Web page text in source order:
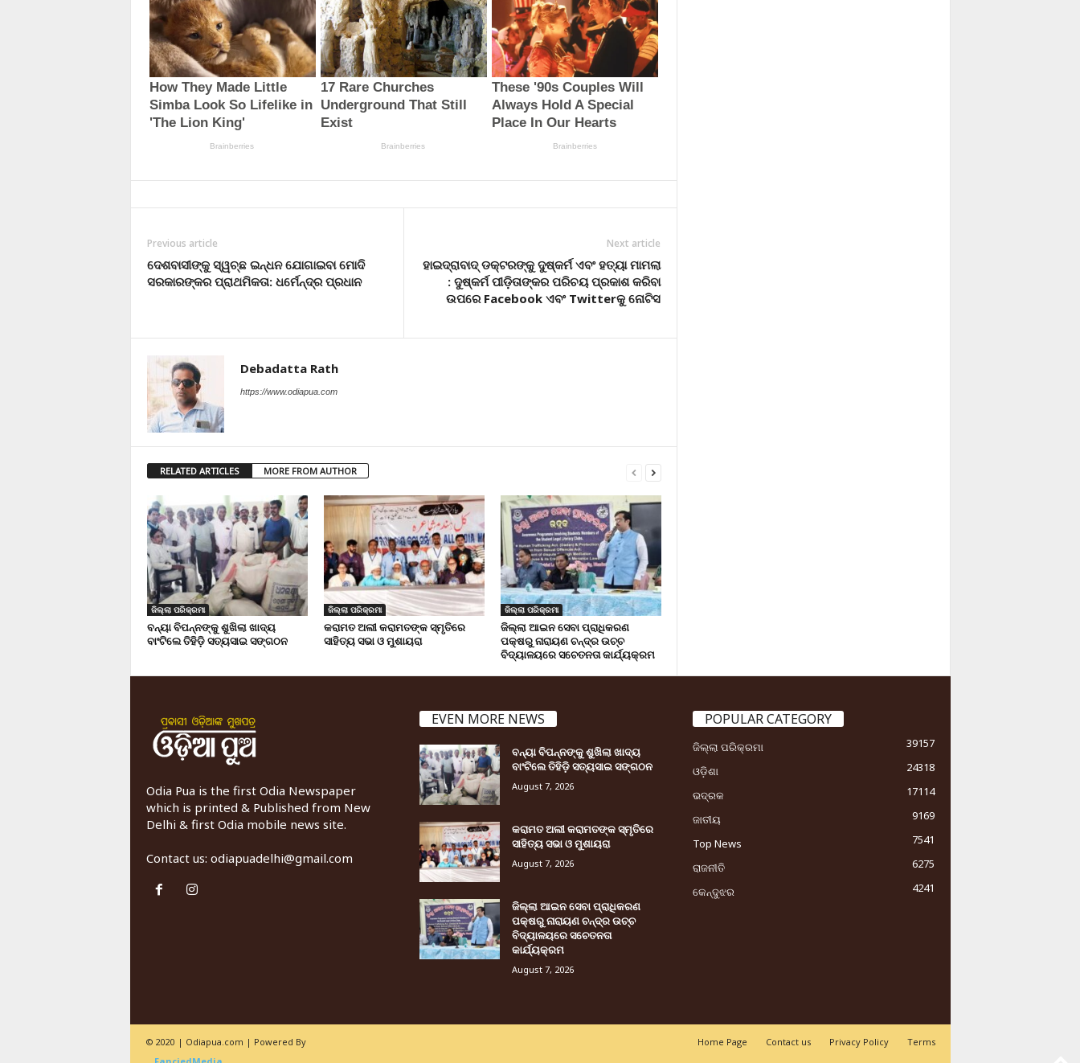
Previous article
ଦେଶବାସୀଙ୍କୁ ସ୍ୱଚ୍ଛ ଇନ୍ଧନ ଯୋଗାଇବା ମୋଦି
ସରକାରଙ୍କର ପ୍ରାଥମିକତା: ଧର୍ମେନ୍ଦ୍ର ପ୍ରଧାନ
Next article
ହାଇଦ୍ରାବାଦ୍ ଡକ୍ଟରଙ୍କୁ ଦୁଷ୍କର୍ମ ଏବଂ ହତ୍ୟା ମାମଲା
: ଦୁଷ୍କର୍ମ ପୀଡ଼ିତାଙ୍କର ପରିଚୟ ପ୍ରକାଶ କରିବା
ଉପରେ Facebook ଏବଂ Twitterକୁ ନୋଟିସ
Debadatta Rath
https://www.odiapua.com
RELATED ARTICLES MORE FROM AUTHOR
ଜିଲ୍ଲା ପରିକ୍ରମା
ବନ୍ୟା ବିପନ୍ନଙ୍କୁ ଶୁଖିଲା ଖାଦ୍ୟ
ବାଂଟିଲେ ତିହିଡି଼ ସତ୍ୟସାଇ ସଙ୍ଗଠନ
ଜିଲ୍ଲା ପରିକ୍ରମା
କରାମତ ଅଲୀ କରାମତଙ୍କ ସ୍ମୃତିରେ
ସାହିତ୍ୟ ସଭା ଓ ମୁଶାୟରା
ଜିଲ୍ଲା ପରିକ୍ରମା
ଜିଲ୍ଲା ଆଇନ ସେବା ପ୍ରାଧିକରଣ
ପକ୍ଷରୁ ନାରାୟଣ ଚନ୍ଦ୍ର ଉଚ୍ଚ
ବିଦ୍ୟାଳୟରେ ସଚେତନତା କାର୍ଯ୍ୟକ୍ରମ
Odia Pua is the first Odia Newspaper
which is printed & Published from New
Delhi & first Odia mobile news site.
Contact us: odiapuadelhi@gmail.com
EVEN MORE NEWS
ବନ୍ୟା ବିପନ୍ନଙ୍କୁ ଶୁଖିଲା ଖାଦ୍ୟ
ବାଂଟିଲେ ତିହିଡି଼ ସତ୍ୟସାଇ ସଙ୍ଗଠନ
August 7, 2026
କରାମତ ଅଲୀ କରାମତଙ୍କ ସ୍ମୃତିରେ
ସାହିତ୍ୟ ସଭା ଓ ମୁଶାୟରା
August 7, 2026
ଜିଲ୍ଲା ଆଇନ ସେବା ପ୍ରାଧିକରଣ
ପକ୍ଷରୁ ନାରାୟଣ ଚନ୍ଦ୍ର ଉଚ୍ଚ
ବିଦ୍ୟାଳୟରେ ସଚେତନତା
କାର୍ଯ୍ୟକ୍ରମ
August 7, 2026
POPULAR CATEGORY
ଜିଲ୍ଲା ପରିକ୍ରମା
39157
ଓଡ଼ିଶା
24318
ଭଦ୍ରକ
17114
ଜାତୀୟ
9169
Top News
7541
ରାଜନୀତି
6275
କେନ୍ଦୁଝର
4241
Home Page Contact us Privacy Policy Terms
© 2020 | Odiapua.com | Powered By